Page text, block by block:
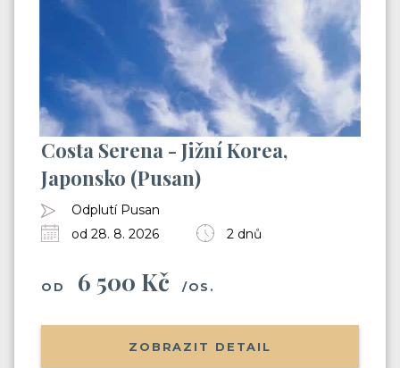
Costa Serena - Jižní Korea,
Japonsko (Pusan)
Odplutí Pusan
od 28. 8. 2026
2 dnů
OD 6 500 Kč /OS.
ZOBRAZIT DETAIL
Už odcházíte?
Zanechte nám svůj email.
Zůstaneme v kontaktu a získáte: